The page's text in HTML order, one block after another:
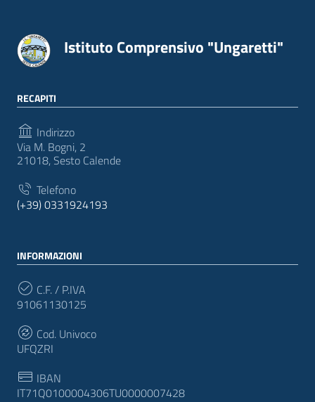
Istituto Comprensivo "Ungaretti"
RECAPITI
Indirizzo
Via M. Bogni, 2
21018, Sesto Calende
Telefono
(+39) 0331924193
INFORMAZIONI
C.F. / P.IVA
91061130125
Cod. Univoco
UFQZRI
IBAN
IT71Q0100004306TU0000007428